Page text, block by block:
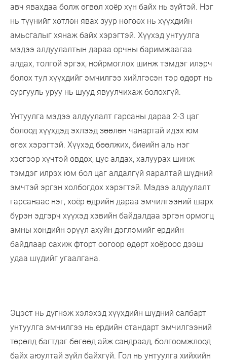
авч явахдаа болж өгвөл хоёр хүн байх нь зүйтэй. Нэг
нь түүнийг хөтлөн явах зуур нөгөөх нь хүүхдийн
амьсгалыг хянаж байх хэрэгтэй. Хүүхэд унтуулга
мэдээ алдуулалтын дараа орчны баримжаагаа
алдах, толгой эргэх, нойрмоглох шинж тэмдэг илэрч
болох тул хүүхдийг эмчилгээ хийлгэсэн тэр өдөрт нь
сургууль уруу нь шууд явуулчихаж болохгүй.
Унтуулга мэдээ алдуулалт гарсаны дараа 2-3 цаг
болоод хүүхдэд эхлээд зөөлөн чанартай идэх юм
өгөх хэрэгтэй. Хүүхэд бөөлжих, биеийн аль нэг
хэсгээр хүчтэй өвдөх, цус алдах, халуурах шинж
тэмдэг илрэх юм бол цаг алдалгүй яаралтай шүдний
эмчтэй эргэн холбогдох хэрэгтэй. Мэдээ алдуулалт
гарсанаас нэг, хоёр өдрийн дараа эмчилгээний шарх
бүрэн эдгэрч хүүхэд хэвийн байдалдаа эргэн ормогц
амны хөндийн эрүүл ахуйн дэглэмийг ердийн
байдлаар сахиж фторт оогоор өдөрт хоёроос дээш
удаа шүдийг угаалгана.
Эцэст нь дүгнэж хэлэхэд хүүхдийн шүдний салбарт
унтуулга эмчилгээ нь ердийн стандарт эмчилгээний
төрөлд багтдаг бөгөөд айж сандраад, болгоомжлоод
байх аюултай зүйл байхгүй. Гол нь унтуулга хийхийн